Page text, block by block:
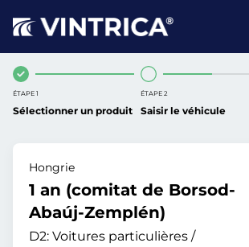
ÉTAPE 1
Sélectionner un produit
ÉTAPE 2
Saisir le véhicule
Hongrie
1 an (comitat de Borsod-
Abaúj-Zemplén)
D2: Voitures particulières /